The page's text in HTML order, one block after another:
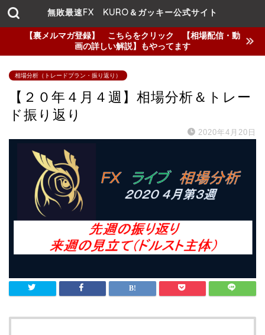
無敗最速FX KURO＆ガッキー公式サイト
【裏メルマガ登録】 こちらをクリック 【相場配信・動
画の詳しい解説】もやってます
相場分析（トレードプラン・振り返り）
【２０年４月４週】相場分析＆トレー
ド振り返り
2020年4月20日